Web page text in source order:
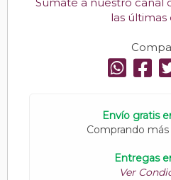
Sumate a nuestro canal
las últimas
Envío gratis
Comprando
Entregas
Ver